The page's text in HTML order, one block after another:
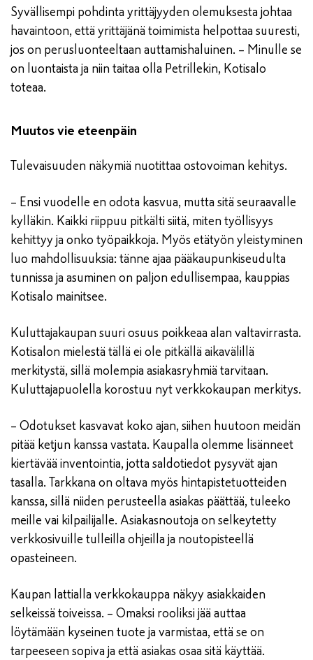
Syvällisempi pohdinta yrittäjyyden olemuksesta johtaa
havaintoon, että yrittäjänä toimimista helpottaa suuresti,
jos on perusluonteeltaan auttamishaluinen. – Minulle se
on luontaista ja niin taitaa olla Petrillekin, Kotisalo
toteaa.
Muutos vie eteenpäin
Tulevaisuuden näkymiä nuotittaa ostovoiman kehitys.
– Ensi vuodelle en odota kasvua, mutta sitä seuraavalle
kylläkin. Kaikki riippuu pitkälti siitä, miten työllisyys
kehittyy ja onko työpaikkoja. Myös etätyön yleistyminen
luo mahdollisuuksia: tänne ajaa pääkaupunkiseudulta
tunnissa ja asuminen on paljon edullisempaa, kauppias
Kotisalo mainitsee.
Kuluttajakaupan suuri osuus poikkeaa alan valtavirrasta.
Kotisalon mielestä tällä ei ole pitkällä aikavälillä
merkitystä, sillä molempia asiakasryhmiä tarvitaan.
Kuluttajapuolella korostuu nyt verkkokaupan merkitys.
– Odotukset kasvavat koko ajan, siihen huutoon meidän
pitää ketjun kanssa vastata. Kaupalla olemme lisänneet
kiertävää inventointia, jotta saldotiedot pysyvät ajan
tasalla. Tarkkana on oltava myös hintapistetuotteiden
kanssa, sillä niiden perusteella asiakas päättää, tuleeko
meille vai kilpailijalle. Asiakasnoutoja on selkeytetty
verkkosivuille tulleilla ohjeilla ja noutopisteellä
opasteineen.
Kaupan lattialla verkkokauppa näkyy asiakkaiden
selkeissä toiveissa. – Omaksi rooliksi jää auttaa
löytämään kyseinen tuote ja varmistaa, että se on
tarpeeseen sopiva ja että asiakas osaa sitä käyttää.